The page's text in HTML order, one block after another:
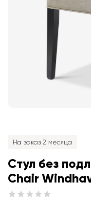
На заказ 2 месяца
Стул без
Chair